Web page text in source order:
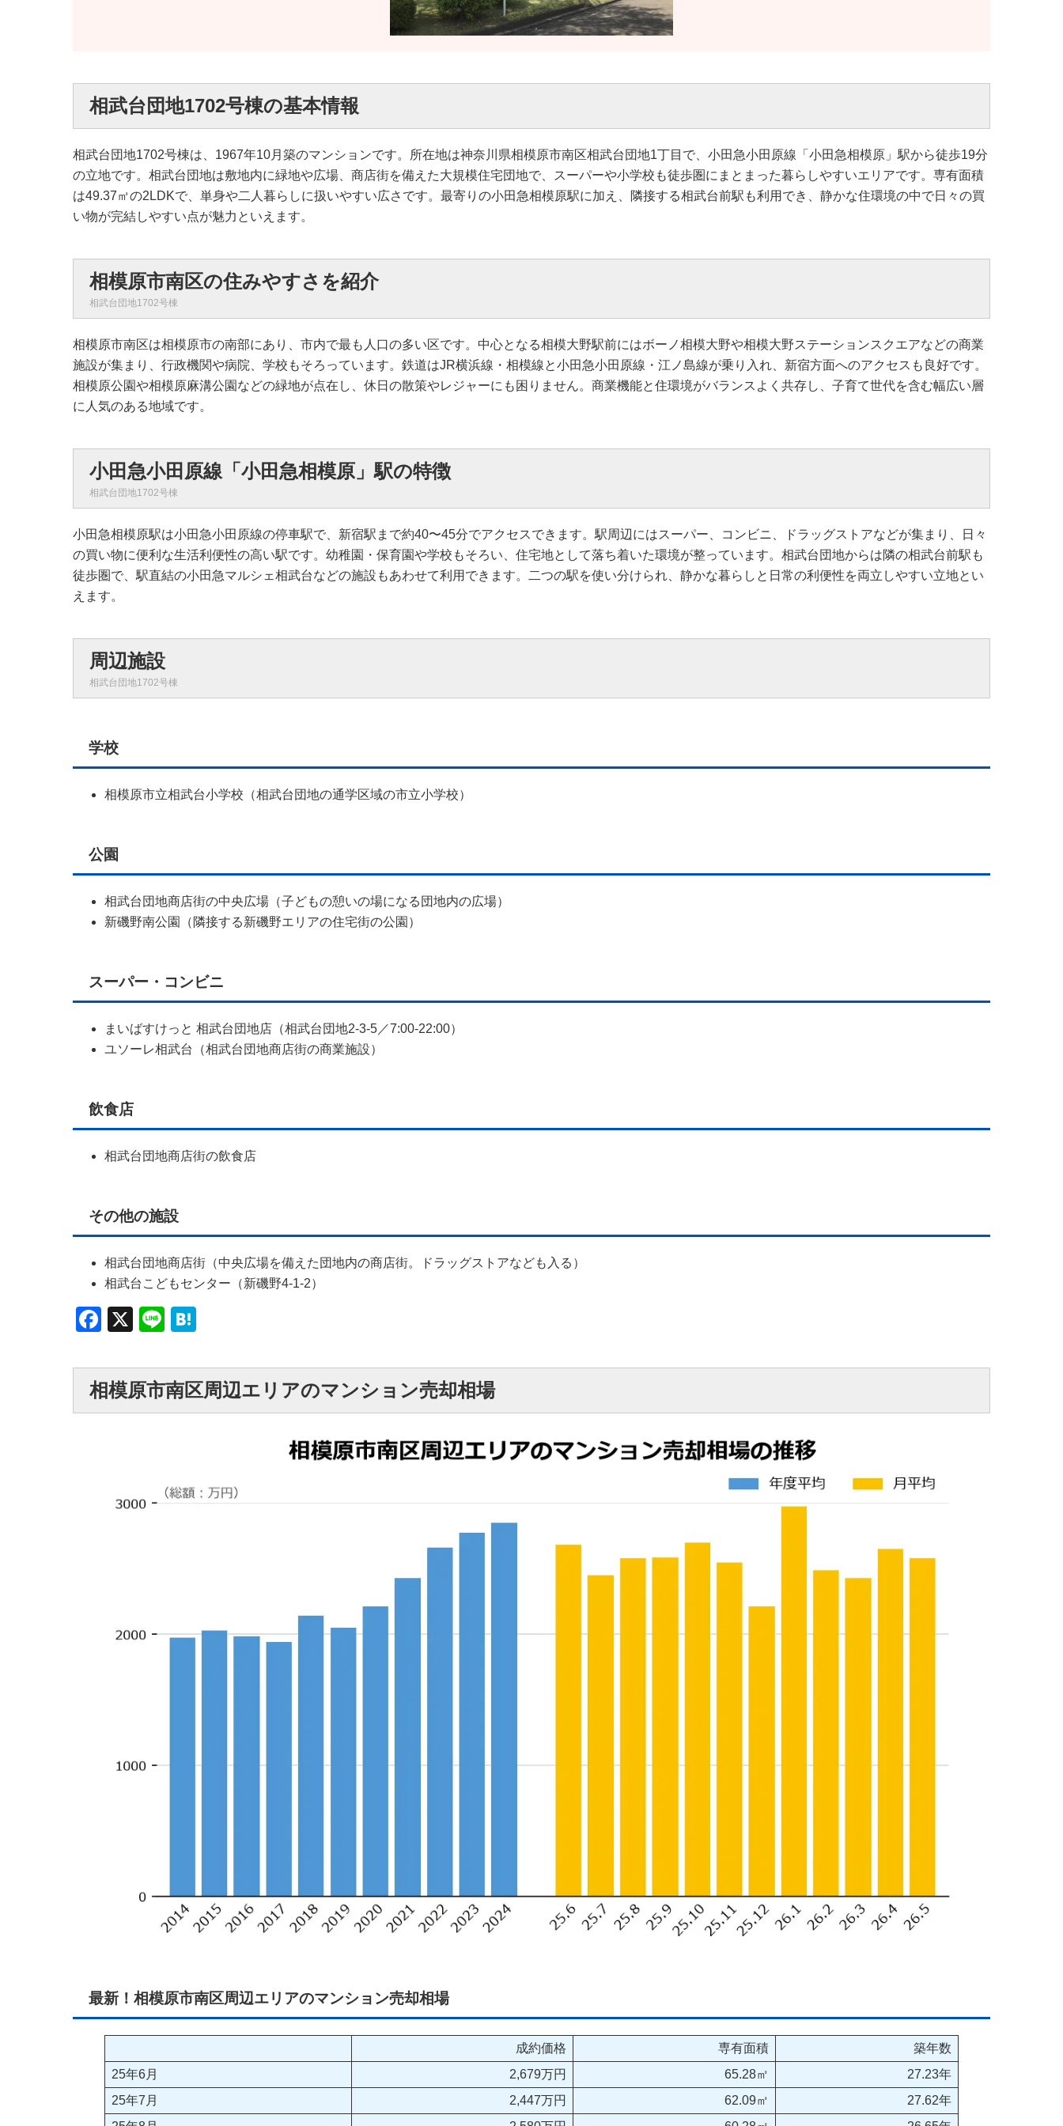
相武台団地1702号棟の基本情報
相武台団地1702号棟は、1967年10月築のマンションです。所在地は神奈川県相模原市南区相武台団地1丁目で、小田急小田原線「小田急相模原」駅から徒歩19分
の立地です。相武台団地は敷地内に緑地や広場、商店街を備えた大規模住宅団地で、スーパーや小学校も徒歩圏にまとまった暮らしやすいエリアです。専有面積
は49.37㎡の2LDKで、単身や二人暮らしに扱いやすい広さです。最寄りの小田急相模原駅に加え、隣接する相武台前駅も利用でき、静かな住環境の中で日々の買
い物が完結しやすい点が魅力といえます。
相模原市南区の住みやすさを紹介
相武台団地1702号棟
相模原市南区は相模原市の南部にあり、市内で最も人口の多い区です。中心となる相模大野駅前にはボーノ相模大野や相模大野ステーションスクエアなどの商業
施設が集まり、行政機関や病院、学校もそろっています。鉄道はJR横浜線・相模線と小田急小田原線・江ノ島線が乗り入れ、新宿方面へのアクセスも良好です。
相模原公園や相模原麻溝公園などの緑地が点在し、休日の散策やレジャーにも困りません。商業機能と住環境がバランスよく共存し、子育て世代を含む幅広い層
に人気のある地域です。
小田急小田原線「小田急相模原」駅の特徴
相武台団地1702号棟
小田急相模原駅は小田急小田原線の停車駅で、新宿駅まで約40〜45分でアクセスできます。駅周辺にはスーパー、コンビニ、ドラッグストアなどが集まり、日々
の買い物に便利な生活利便性の高い駅です。幼稚園・保育園や学校もそろい、住宅地として落ち着いた環境が整っています。相武台団地からは隣の相武台前駅も
徒歩圏で、駅直結の小田急マルシェ相武台などの施設もあわせて利用できます。二つの駅を使い分けられ、静かな暮らしと日常の利便性を両立しやすい立地とい
えます。
周辺施設
相武台団地1702号棟
学校
相模原市立相武台小学校（相武台団地の通学区域の市立小学校）
公園
相武台団地商店街の中央広場（子どもの憩いの場になる団地内の広場）
新磯野南公園（隣接する新磯野エリアの住宅街の公園）
スーパー・コンビニ
まいばすけっと 相武台団地店（相武台団地2-3-5／7:00-22:00）
ユソーレ相武台（相武台団地商店街の商業施設）
飲食店
相武台団地商店街の飲食店
その他の施設
相武台団地商店街（中央広場を備えた団地内の商店街。ドラッグストアなども入る）
相武台こどもセンター（新磯野4-1-2）
Facebook
X Line
相模原市南区周辺エリアのマンション売却相場
最新！相模原市南区周辺エリアのマンション売却相場
成約価格 専有面積
築年数
25年6月
2,679万円 65.28㎡
27.23年
25年7月
2,447万円 62.09㎡
27.62年